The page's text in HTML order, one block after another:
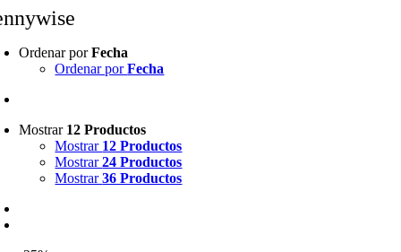
Ordenar porFecha
Ordenar porFecha
Mostrar 12 Productos
Mostrar 12 Productos
Mostrar24 Productos
Mostrar36 Productos